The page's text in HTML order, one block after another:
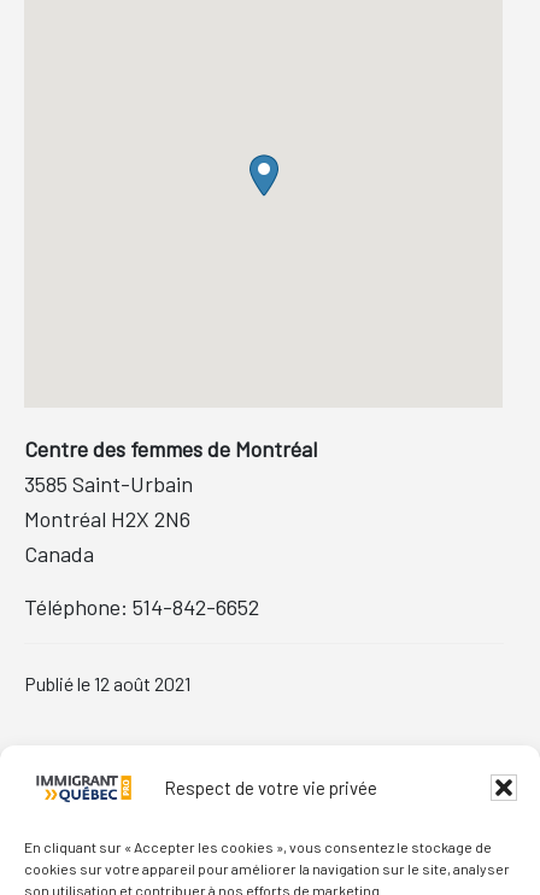
Respect de votre vie privée
En cliquant sur « Accepter les cookies », vous consentez le stockage de
cookies sur votre appareil pour améliorer la navigation sur le site, analyser
son utilisation et contribuer à nos efforts de marketing.
Centre des femmes de Montréal
3585 Saint-Urbain
Montréal H2X 2N6
Canada
Téléphone: 514-842-6652
Publié le12 août 2021
Primary
Sidebar